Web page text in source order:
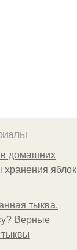
в домашних
яблок
тыква.
Верные
тыквы